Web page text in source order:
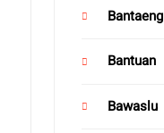
Bantaeng
Bantuan
Bawaslu